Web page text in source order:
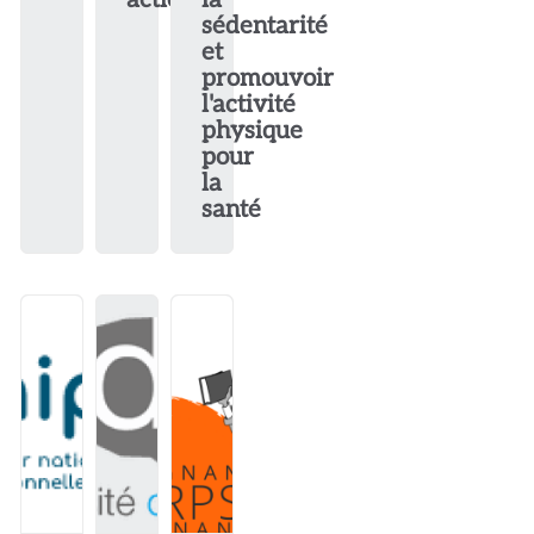
sédentarité
et
promouvoir
l'activité
physique
pour
la
santé